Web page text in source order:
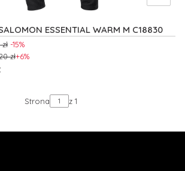
ESSENTIAL WARM M C18830
-15%
zł+6%
Strona z 1